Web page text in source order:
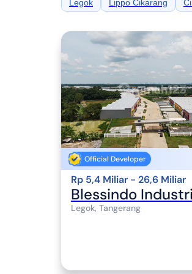
Legok Lippo Cikarang
Official Developer
Rp 5,4 Miliar - 26,6 Miliar
Legok, Tangerang